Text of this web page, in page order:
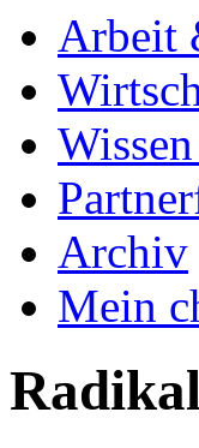
Arbeit
Archiv
Mein